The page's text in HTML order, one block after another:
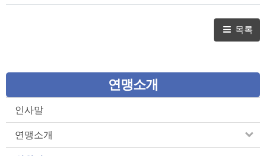
026 대회 파견 참가 신청
목록
연맹소개
인사말
연맹소개